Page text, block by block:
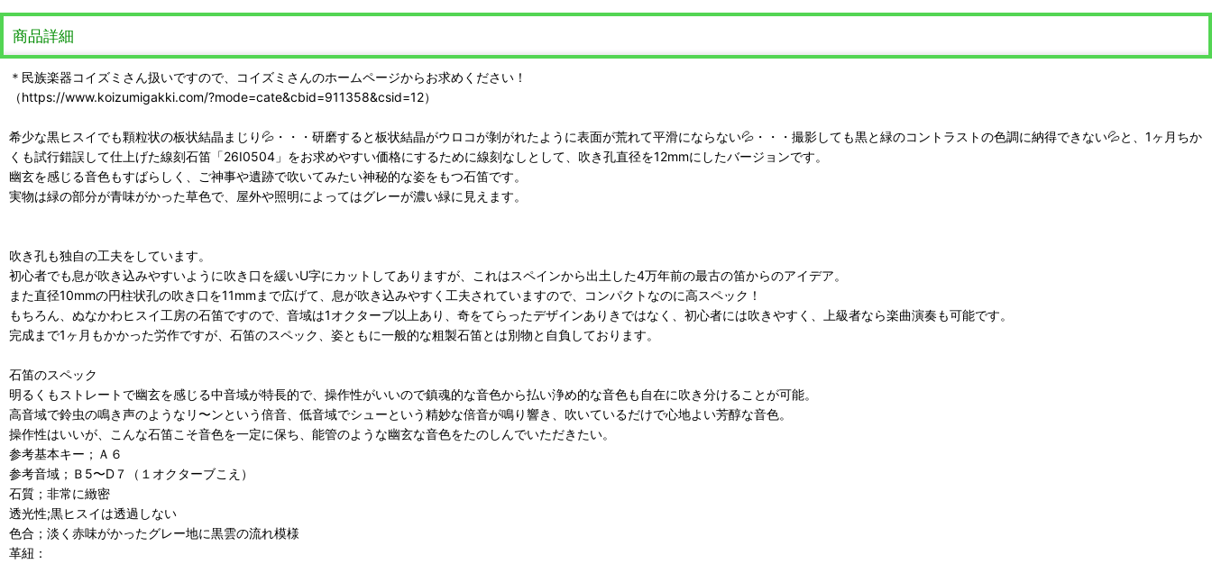
商品詳細
＊民族楽器コイズミさん扱いですので、コイズミさんのホームページからお求めください！
（https://www.koizumigakki.com/?mode=cate&cbid=911358&csid=12）
希少な黒ヒスイでも顆粒状の板状結晶まじり💦・・・研磨すると板状結晶がウロコが剝がれたように表面が荒れて平滑にならない💦・・・撮影しても黒と緑のコントラストの色調に納得できない💦と、1ヶ月ちか
くも試行錯誤して仕上げた線刻石笛「26I0504」をお求めやすい価格にするために線刻なしとして、吹き孔直径を12mmにしたバージョンです。
幽玄を感じる音色もすばらしく、ご神事や遺跡で吹いてみたい神秘的な姿をもつ石笛です。
実物は緑の部分が青味がかった草色で、屋外や照明によってはグレーが濃い緑に見えます。
吹き孔も独自の工夫をしています。
初心者でも息が吹き込みやすいように吹き口を緩いU字にカットしてありますが、これはスペインから出土した4万年前の最古の笛からのアイデア。
また直径10mmの円柱状孔の吹き口を11mmまで広げて、息が吹き込みやすく工夫されていますので、コンパクトなのに高スペック！
もちろん、ぬなかわヒスイ工房の石笛ですので、音域は1オクターブ以上あり、奇をてらったデザインありきではなく、初心者には吹きやすく、上級者なら楽曲演奏も可能です。
完成まで1ヶ月もかかった労作ですが、石笛のスペック、姿ともに一般的な粗製石笛とは別物と自負しております。
石笛のスペック
明るくもストレートで幽玄を感じる中音域が特長的で、操作性がいいので鎮魂的な音色から払い浄め的な音色も自在に吹き分けることが可能。
高音域で鈴虫の鳴き声のようなリ〜ンという倍音、低音域でシューという精妙な倍音が鳴り響き、吹いているだけで心地よい芳醇な音色。
操作性はいいが、こんな石笛こそ音色を一定に保ち、能管のような幽玄な音色をたのしんでいただきたい。
参考基本キー；Ａ６
参考音域；Ｂ5〜D７（１オクターブこえ）
石質；非常に緻密
透光性;黒ヒスイは透過しない
色合；淡く赤味がかったグレー地に黒雲の流れ模様
革紐：